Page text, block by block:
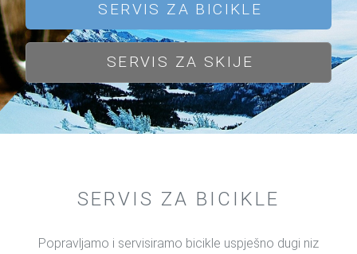
SERVIS ZA BICIKLE
SERVIS ZA SKIJE
SERVIS ZA BICIKLE
Popravljamo i servisiramo bicikle uspješno dugi niz